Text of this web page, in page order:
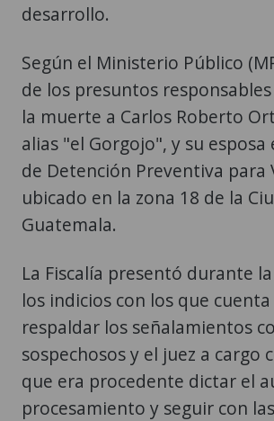
desarrollo.
Según el Ministerio Público
de los presuntos
la muerte a Carlos Roberto
alias "el Gorgojo", y su esposa
de Detención Preventiva para
ubicado en la zona 18 de la
Guatemala.
La Fiscalía presentó durante
los indicios con los que
respaldar los señalamientos
sospechosos y el juez a cargo
que era procedente dictar el
procesamiento y seguir con